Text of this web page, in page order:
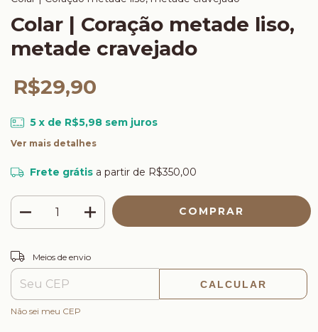
Colar | Coração metade liso,
metade cravejado
R$29,90
5 x de R$5,98 sem juros
Ver mais detalhes
Frete grátis a partir de R$350,00
Entregas para o CEP:
Meios de envio
CALCULAR
Não sei meu CEP